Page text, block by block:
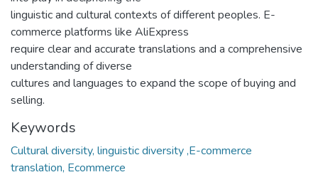
linguistic and cultural contexts of different peoples. E-
commerce platforms like AliExpress
require clear and accurate translations and a comprehensive
understanding of diverse
cultures and languages to expand the scope of buying and
selling.
Keywords
Cultural diversity, linguistic diversity ,E-commerce
translation, Ecommerce